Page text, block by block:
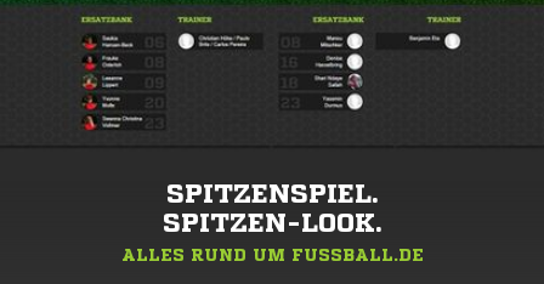
SPITZENSPIEL.
SPITZEN-LOOK.
ALLES RUND UM FUSSBALL.DE